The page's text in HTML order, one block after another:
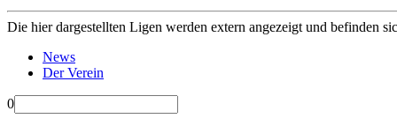
Die hier dargestellten Ligen werden extern angezeigt und befinden
News
Der Verein
0